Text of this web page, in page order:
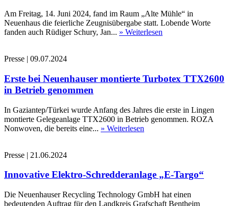
Am Freitag, 14. Juni 2024, fand im Raum „Alte Mühle“ in
Neuenhaus die feierliche Zeugnisübergabe statt. Lobende Worte
fanden auch Rüdiger Schury, Jan... » Weiterlesen
Presse | 09.07.2024
Erste bei Neuenhauser montierte Turbotex TTX2600
in Betrieb genommen
In Gaziantep/Türkei wurde Anfang des Jahres die erste in Lingen
montierte Gelegeanlage TTX2600 in Betrieb genommen. ROZA
Nonwoven, die bereits eine... » Weiterlesen
Presse | 21.06.2024
Innovative Elektro-Schredderanlage „E-Targo“
Die Neuenhauser Recycling Technology GmbH hat einen
bedeutenden Auftrag für den Landkreis Grafschaft Bentheim